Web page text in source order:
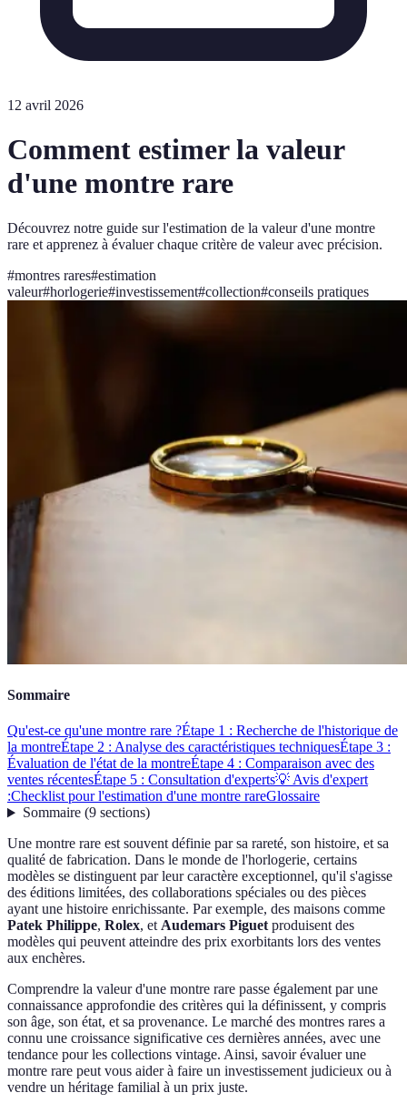
12 avril 2026
Comment estimer la valeur
d'une montre rare
Découvrez notre guide sur l'estimation de la valeur d'une montre
rare et apprenez à évaluer chaque critère de valeur avec précision.
#montres rares#estimation
valeur#horlogerie#investissement#collection#conseils pratiques
Sommaire
Qu'est-ce qu'une montre rare ?Étape 1 : Recherche de l'historique de
la montreÉtape 2 : Analyse des caractéristiques techniquesÉtape 3 :
Évaluation de l'état de la montreÉtape 4 : Comparaison avec des
ventes récentesÉtape 5 : Consultation d'experts💡 Avis d'expert
:Checklist pour l'estimation d'une montre rareGlossaire
Sommaire(9 sections)
Une montre rare est souvent définie par sa rareté, son histoire, et sa
qualité de fabrication. Dans le monde de l'horlogerie, certains
modèles se distinguent par leur caractère exceptionnel, qu'il s'agisse
des éditions limitées, des collaborations spéciales ou des pièces
ayant une histoire enrichissante. Par exemple, des maisons comme
Patek Philippe, Rolex, etAudemars Piguetproduisent des
modèles qui peuvent atteindre des prix exorbitants lors des ventes
aux enchères.
Comprendre la valeur d'une montre rare passe également par une
connaissance approfondie des critères qui la définissent, y compris
son âge, son état, et sa provenance. Le marché des montres rares a
connu une croissance significative ces dernières années, avec une
tendance pour les collections vintage. Ainsi, savoir évaluer une
montre rare peut vous aider à faire un investissement judicieux ou à
vendre un héritage familial à un prix juste.